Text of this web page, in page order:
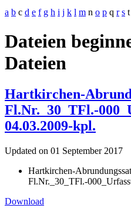
a b c d e f g h i j k l m n o p q r s t
Dateien
Dateien
Hartkirchen-
Fl.Nr._30_TFl.-
04.03.2009-kpl.
Updated on 01 September 2017
Hartkirchen-
Fl.Nr._30_TFl.-
Download